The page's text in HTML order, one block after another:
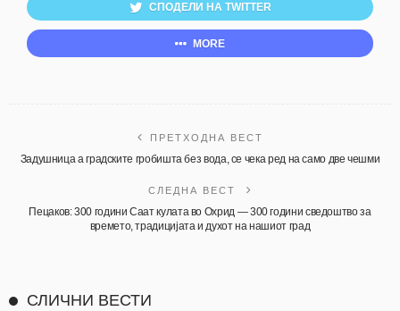
СПОДЕЛИ НА TWITTER
MORE
ПРЕТХОДНА ВЕСТ
Задушница а градските гробишта без вода, се чека ред на само две чешми
СЛЕДНА ВЕСТ
Пецаков: 300 години Саат кулата во Охрид — 300 години сведоштво за
времето, традицијата и духот на нашиот град
СЛИЧНИ ВЕСТИ